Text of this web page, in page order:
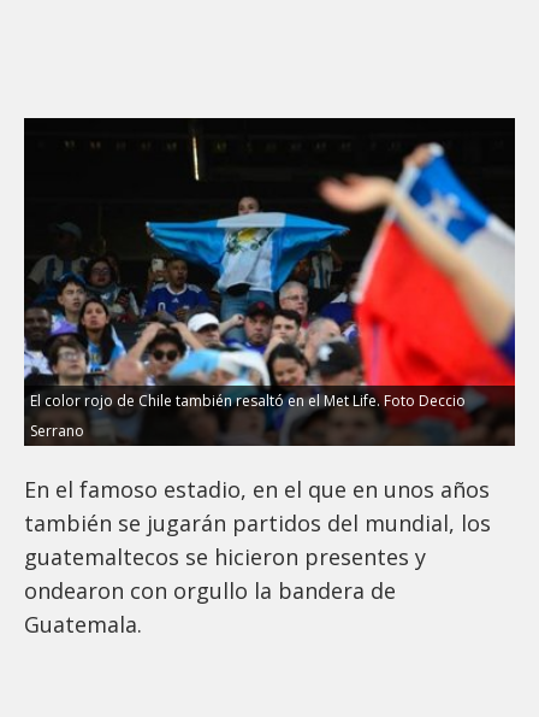
El color rojo de Chile también resaltó en el Met Life. Foto Deccio
Serrano
En el famoso estadio, en el que en unos años
también se jugarán partidos del mundial, los
guatemaltecos se hicieron presentes y
ondearon con orgullo la bandera de
Guatemala.